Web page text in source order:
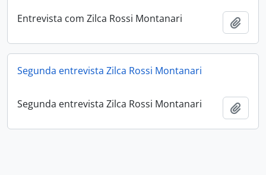
Entrevista com Zilca Rossi Montanari
Segunda entrevista Zilca Rossi Montanari
Segunda entrevista Zilca Rossi Montanari